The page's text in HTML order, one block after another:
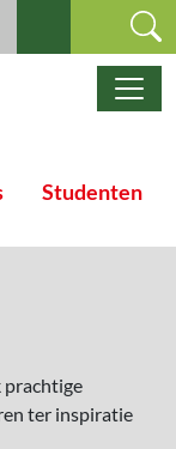
Studenten
prachtige
ter inspiratie